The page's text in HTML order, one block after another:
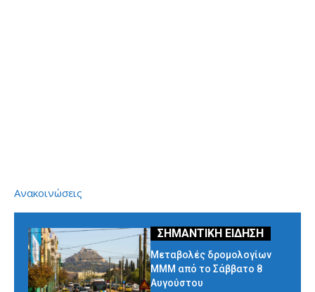
Ανακοινώσεις
Μεταβολές δρομολογίων
ΜΜΜ από το Σάββατο 8
Αυγούστου